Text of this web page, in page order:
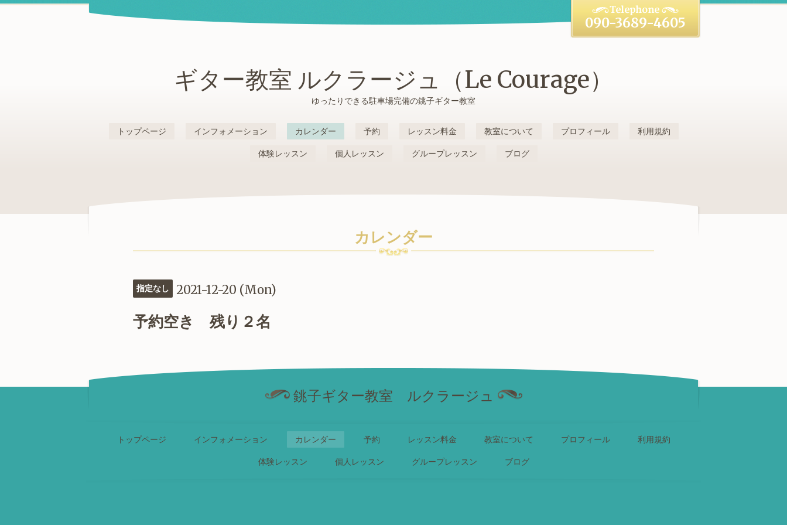
ギター教室 ルクラージュ（Le Courage）
ゆったりできる駐車場完備の銚子ギター教室
090-3689-4605
トップページ インフォメーション カレンダー 予約 レッスン料金 教室について プロフィール 利用規約
体験レッスン 個人レッスン グループレッスン ブログ
カレンダー
指定なし 2021-12-20 (Mon)
予約空き 残り２名
銚子ギター教室 ルクラージュ
トップページ インフォメーション カレンダー 予約 レッスン料金 教室について プロフィール 利用規約
体験レッスン 個人レッスン グループレッスン ブログ